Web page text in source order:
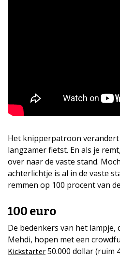
Het knipperpatroon
langzamer fietst. En als je
over naar de vaste stand.
achterlichtje is al in de vaste
remmen op 100 procent van
100 euro
De bedenkers van het lampje,
Mehdi, hopen met een
Kickstarter 50.000 dollar (ruim